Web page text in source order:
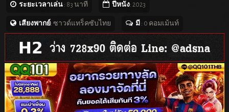
ระยะเวลาเล่น: 83 นาที ปีหนัง: 2023
เสียงพากย์: ซาวด์แทร็คซับไทย มี : 0 คอมเม้นท์